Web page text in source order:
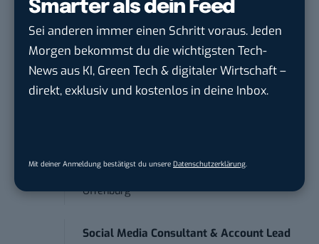
Smarter als dein Feed
Sei anderen immer einen Schritt voraus. Jeden
Morgen bekommst du die wichtigsten Tech-
News aus KI, Green Tech & digitaler Wirtschaft –
direkt, exklusiv und kostenlos in deine Inbox.
Mit deiner Anmeldung bestätigst du unsere Datenschutzerklärung.
moveUP Media GmbH Düsseldorf
Anforderungs- und Projektmanager
touristische...
trendtours Holding GmbH inEschborn
Offenburg
Social Media Consultant & Account Lead